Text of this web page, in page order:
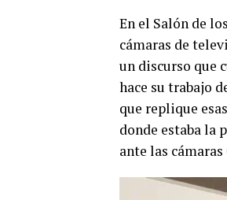
En el Salón de
cámaras de
un discurso que
hace su trabajo
que replique
donde estaba la
ante las